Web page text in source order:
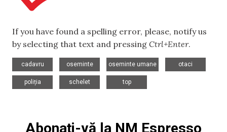
If you have found a spelling error, please, notify us
by selecting that text and pressing Ctrl+Enter.
cadavru
oseminte
oseminte umane
otaci
poliția
schelet
top
Abonați-vă la NM Espresso